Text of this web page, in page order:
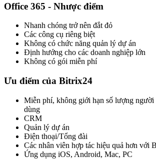
Office 365 - Nhược điểm
Nhanh chóng trở nên đắt đỏ
Các công cụ riêng biệt
Không có chức năng quản lý dự án
Định hướng cho các doanh nghiệp lớn
Không có gói miễn phí
Ưu điểm của Bitrix24
Miễn phí, không giới hạn số lượng người
dùng
CRM
Quản lý dự án
Điện thoại/Tổng đài
Các nhân viên hợp tác hiệu quả hơn với
Ứng dụng iOS, Android, Mac, PC